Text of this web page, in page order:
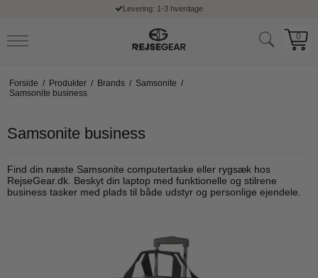
Levering: 1-3 hverdage
0
Forside / Produkter / Brands / Samsonite /
Samsonite business
Samsonite business
Find din næste Samsonite computertaske eller rygsæk hos
RejseGear.dk. Beskyt din laptop med funktionelle og stilrene
business tasker med plads til både udstyr og personlige ejendele.